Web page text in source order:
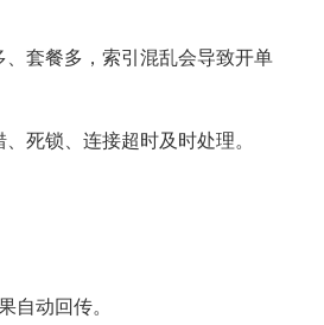
套餐多，索引混乱会导致开单
死锁、连接超时及时处理。
自动回传。